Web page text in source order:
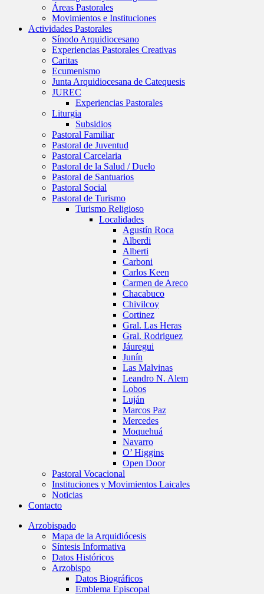
Áreas Pastorales
Movimientos e Instituciones
Actividades Pastorales
Sínodo Arquidiocesano
Experiencias Pastorales Creativas
Caritas
Ecumenismo
Junta Arquidiocesana de Catequesis
JUREC
Experiencias Pastorales
Liturgia
Subsidios
Pastoral Familiar
Pastoral de Juventud
Pastoral Carcelaria
Pastoral de la Salud / Duelo
Pastoral de Santuarios
Pastoral Social
Pastoral de Turismo
Turismo Religioso
Localidades
Agustín Roca
Alberdi
Alberti
Carboni
Carlos Keen
Carmen de Areco
Chacabuco
Chivilcoy
Cortinez
Gral. Las Heras
Gral. Rodriguez
Jáuregui
Junín
Las Malvinas
Leandro N. Alem
Lobos
Luján
Marcos Paz
Mercedes
Moquehuá
Navarro
O’ Higgins
Open Door
Pastoral Vocacional
Instituciones y Movimientos Laicales
Noticias
Contacto
Arzobispado
Mapa de la Arquidiócesis
Síntesis Informativa
Datos Históricos
Arzobispo
Datos Biográficos
Emblema Episcopal